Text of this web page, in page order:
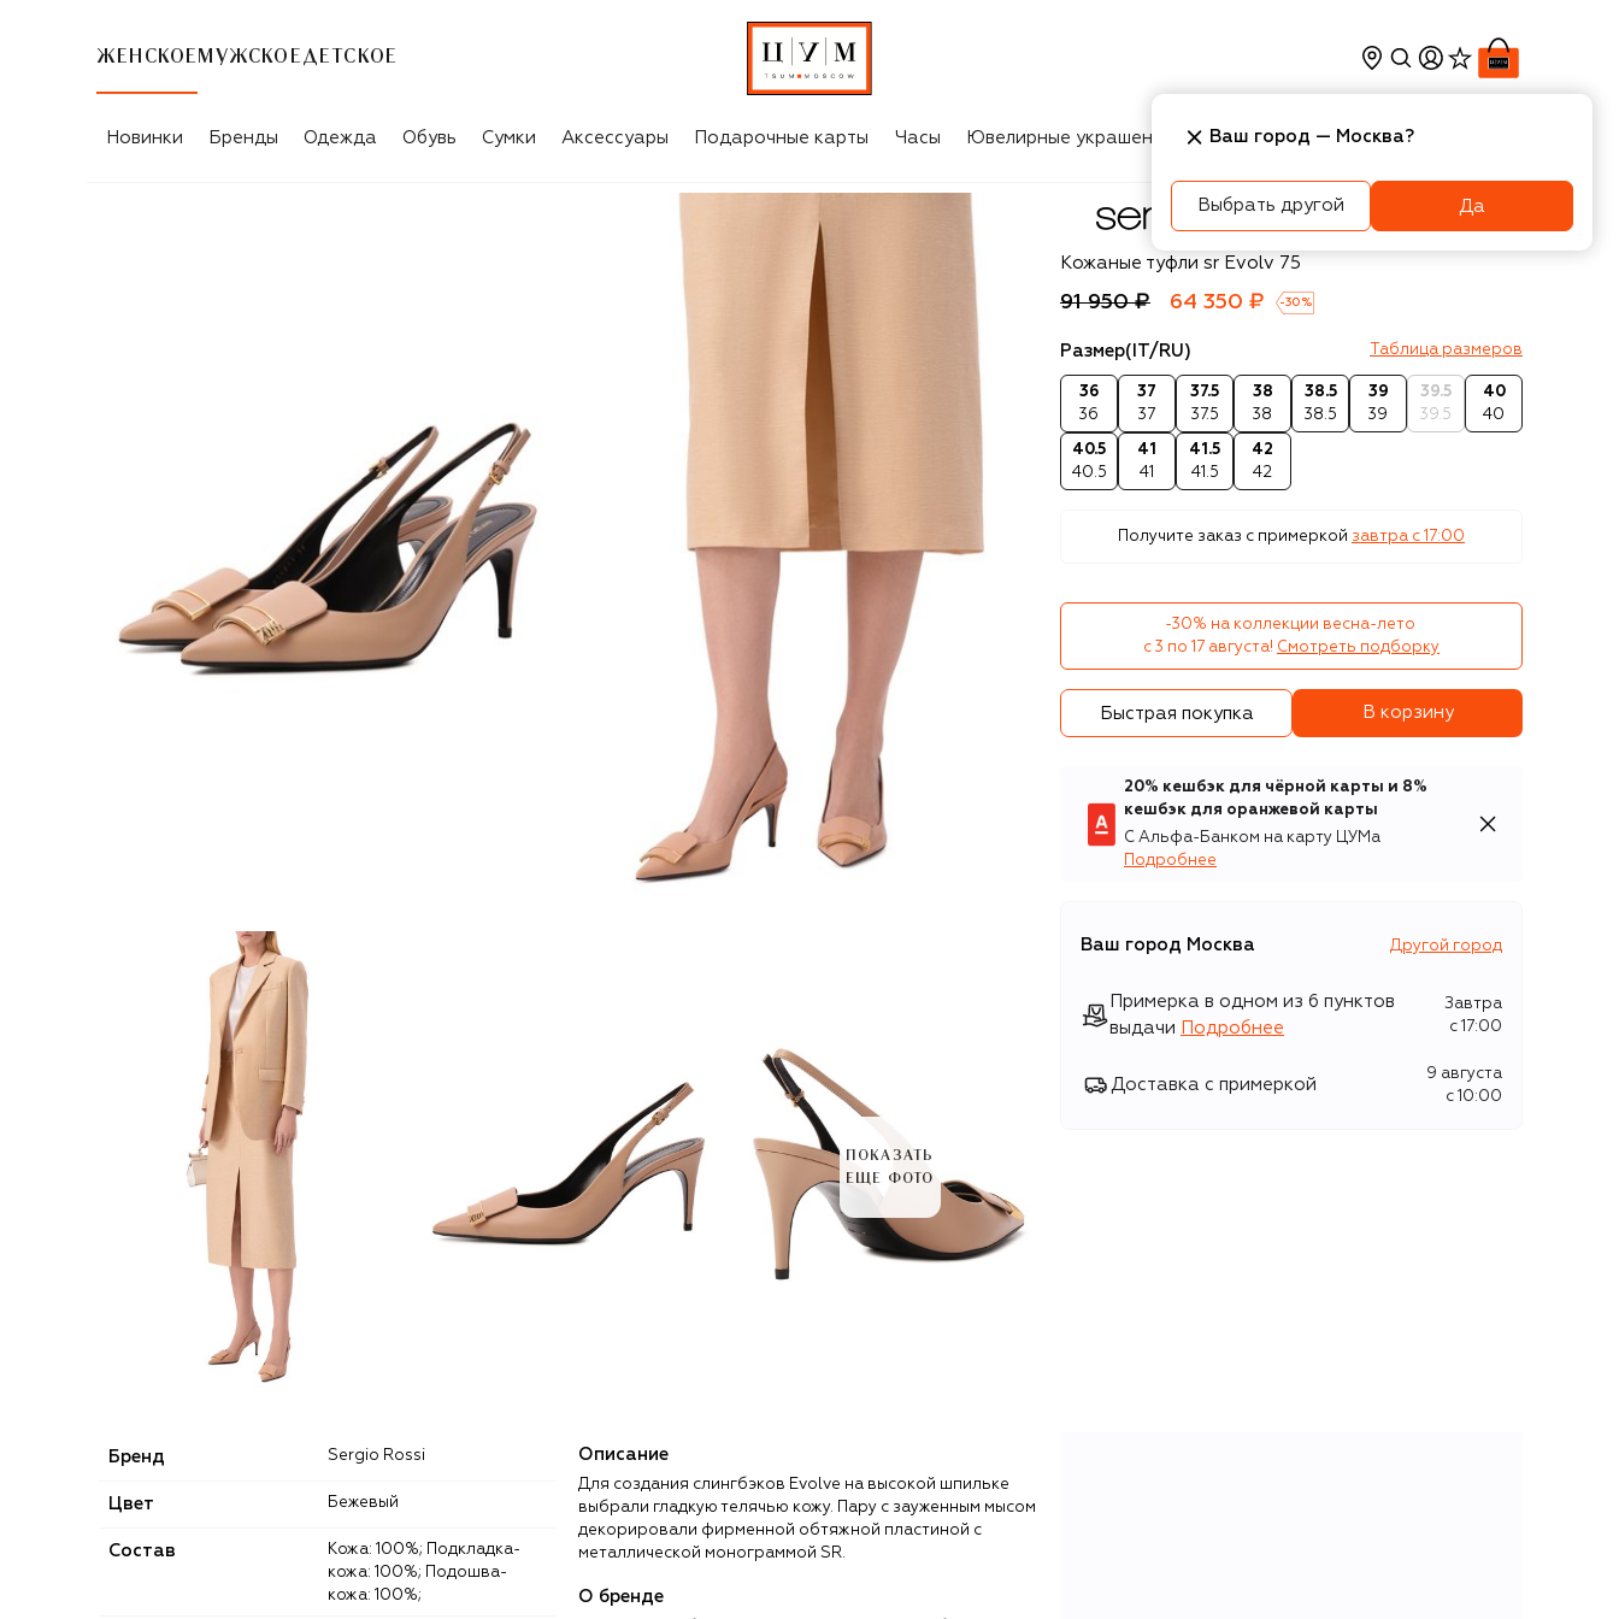
ЖЕНСКОЕ МУЖСКОЕ ДЕТСКОЕ
Новинки Бренды Одежда Обувь Сумки Аксессуары Подарочные карты Часы Ювелирные украшения Косметика Интерьер
ПОКАЗАТЬ
ЕЩЕ ФОТО
Sergio Rossi
Кожаные туфли sr Evolv 75
91 950 ₽ 64 350 ₽ -30 %
Размер(IT/RU) Таблица размеров
36
36
37
37
37.5
37.5
38
38
38.5
38.5
39
39
39.5
39.5
40
40
40.5
40.5
41
41
41.5
41.5
42
42
Получите заказ с примеркой завтра c 17:00
-30% на коллекции весна-лето
с 3 по 17 августа! Смотреть подборку
Быстрая покупка В корзину
20% кешбэк для чёрной карты и 8%
кешбэк для оранжевой карты
С Альфа-Банком на карту ЦУМа
Подробнее
Ваш город Москва Другой город
Примерка в одном из 6 пунктов
выдачи
Подробнее
Завтра
c 17:00
Доставка с примеркой
9 августа
c 10:00
Бренд Sergio Rossi
Цвет Бежевый
Состав
Кожа: 100%; Подкладка-
кожа: 100%; Подошва-
кожа: 100%;
Описание
Для создания слингбэков Evolve на высокой шпильке
выбрали гладкую телячью кожу. Пару с зауженным мысом
декорировали фирменной обтяжной пластиной с
металлической монограммой SR.
О бренде
Ваш город — Москва?
Выбрать другой Да